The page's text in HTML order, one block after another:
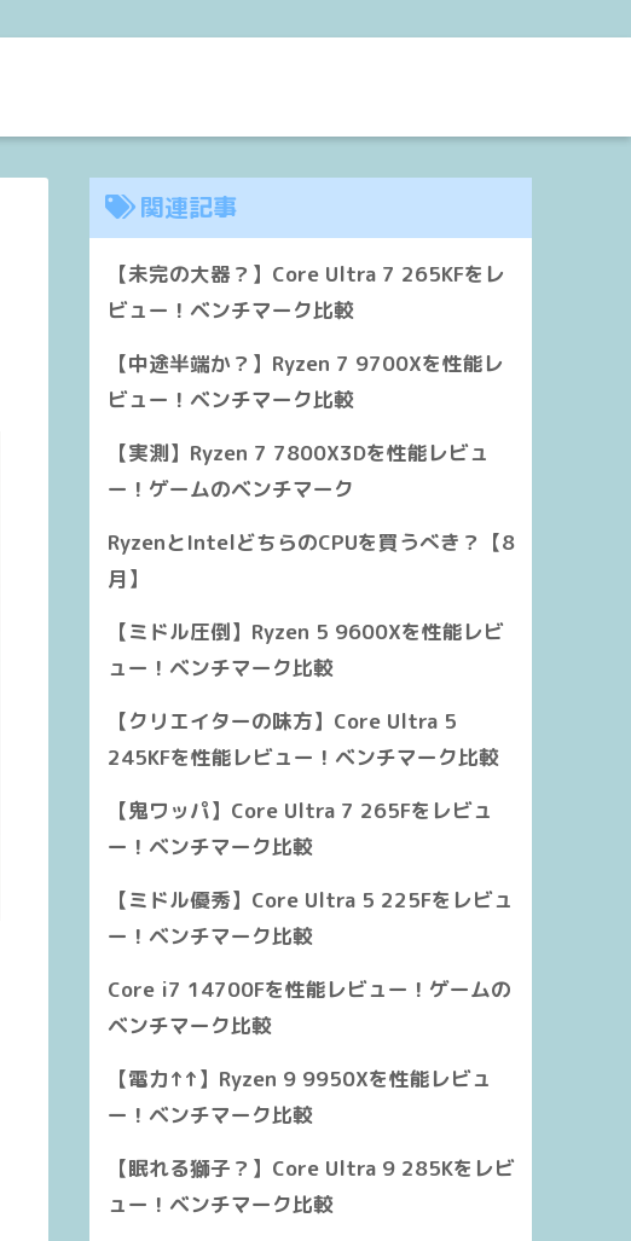
関連記事
【未完の大器？】Core Ultra 7 265KFをレ
ビュー！ベンチマーク比較
【中途半端か？】Ryzen 7 9700Xを性能レ
ビュー！ベンチマーク比較
【実測】Ryzen 7 7800X3Dを性能レビュ
ー！ゲームのベンチマーク
RyzenとIntelどちらのCPUを買うべき？【8
月】
【ミドル圧倒】Ryzen 5 9600Xを性能レビ
ュー！ベンチマーク比較
【クリエイターの味方】Core Ultra 5
245KFを性能レビュー！ベンチマーク比較
【鬼ワッパ】Core Ultra 7 265Fをレビュ
ー！ベンチマーク比較
【ミドル優秀】Core Ultra 5 225Fをレビュ
ー！ベンチマーク比較
Core i7 14700Fを性能レビュー！ゲームの
ベンチマーク比較
【電力↑↑】Ryzen 9 9950Xを性能レビュ
ー！ベンチマーク比較
【眠れる獅子？】Core Ultra 9 285Kをレビ
ュー！ベンチマーク比較